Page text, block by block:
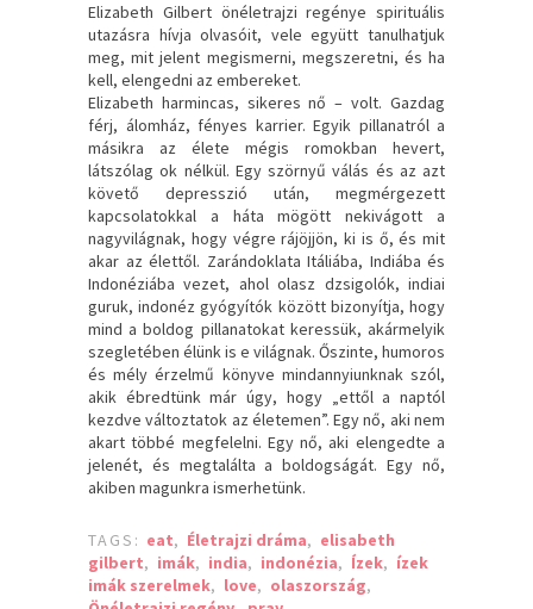
Elizabeth ​Gilbert önéletrajzi regénye spirituális
utazásra hívja olvasóit, vele együtt tanulhatjuk
meg, mit jelent megismerni, megszeretni, és ha
kell, elengedni az embereket.
Elizabeth harmincas, sikeres nő – volt. Gazdag
férj, álomház, fényes karrier. Egyik pillanatról a
másikra az élete mégis romokban hevert,
látszólag ok nélkül. Egy szörnyű válás és az azt
követő depresszió után, megmérgezett
kapcsolatokkal a háta mögött nekivágott a
nagyvilágnak, hogy végre rájöjjön, ki is ő, és mit
akar az élettől. Zarándoklata Itáliába, Indiába és
Indonéziába vezet, ahol olasz dzsigolók, indiai
guruk, indonéz gyógyítók között bizonyítja, hogy
mind a boldog pillanatokat keressük, akármelyik
szegletében élünk is e világnak. Őszinte, humoros
és mély érzelmű könyve mindannyiunknak szól,
akik ébredtünk már úgy, hogy „ettől a naptól
kezdve változtatok az életemen”. Egy nő, aki nem
akart többé megfelelni. Egy nő, aki elengedte a
jelenét, és megtalálta a boldogságát. Egy nő,
akiben magunkra ismerhetünk.
TAGS: eat, Életrajzi dráma, elisabeth
gilbert, imák, india, indonézia, Ízek, ízek
imák szerelmek, love, olaszország,